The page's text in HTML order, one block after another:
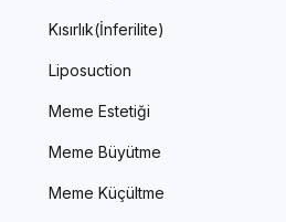
Kısırlık(İnferilite)
Liposuction
Meme Estetiği
Meme Büyütme
Meme Küçültme